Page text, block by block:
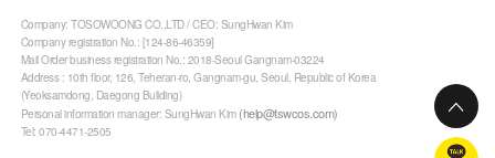
Company: TOSOWOONG CO.,LTD / CEO: SungHwan Kim
Company registration No.: [124-86-46359]
Mail Order business registration No.: 2018-Seoul Gangnam-03224
Address : 10th floor, 126, Teheran-ro, Gangnam-gu, Seoul, Republic of Korea
(Yeoksamdong, Daegong Building)
Personal information manager: SungHwan Kim (help@tswcos.com)
Tel: 070-4471-2505